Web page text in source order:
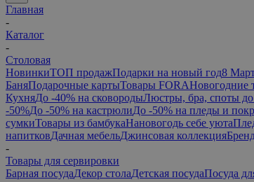
Главная
-
Каталог
-
Столовая
НовинкиТОП продажПодарки на новый год8
БаняПодарочные картыТовары FORAНовогодние
КухняДо -40% на сковородыЛюстры, бра, споты
-50%До -50% на кастрюлиДо -50% на пледы и
сумкиТовары из бамбукаНановогодь себе уюта
напитковДачная мебельДжинсовая коллекция
-
Товары для сервировки
Барная посудаДекор столаДетская посудаПосуда